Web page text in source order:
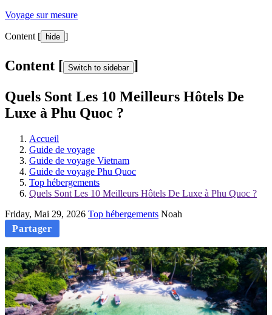
Voyage sur mesure
Content [ hide ]
Content [ Switch to sidebar ]
Quels Sont Les 10 Meilleurs Hôtels De
Luxe à Phu Quoc ?
Accueil
Guide de voyage
Guide de voyage Vietnam
Guide de voyage Phu Quoc
Top hébergements
Quels Sont Les 10 Meilleurs Hôtels De Luxe à Phu Quoc ?
Friday, Mai 29, 2026 Top hébergements Noah
Partager